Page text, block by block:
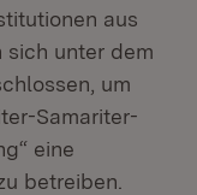
aus
sich unter dem
um
Samariter-
eine
betreiben.